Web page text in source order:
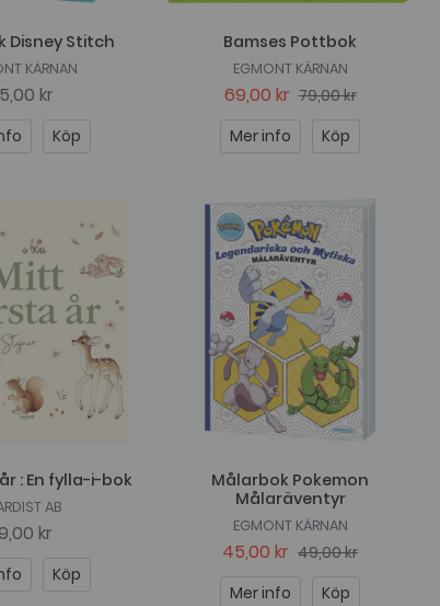
Disney Stitch
KÄRNAN
kr
Köp
Bamses Pottbok
EGMONT KÄRNAN
69,00 kr 79,00 kr
Mer info
Köp
: En fylla-i-bok
AB
kr
Köp
Målarbok Pokemon
Målaräventyr
EGMONT KÄRNAN
45,00 kr 49,00 kr
Mer info
Köp